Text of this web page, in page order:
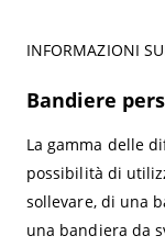
INFORMAZIONI
Bandiere
La gamma delle
possibilità di
sollevare, di una
una bandiera da